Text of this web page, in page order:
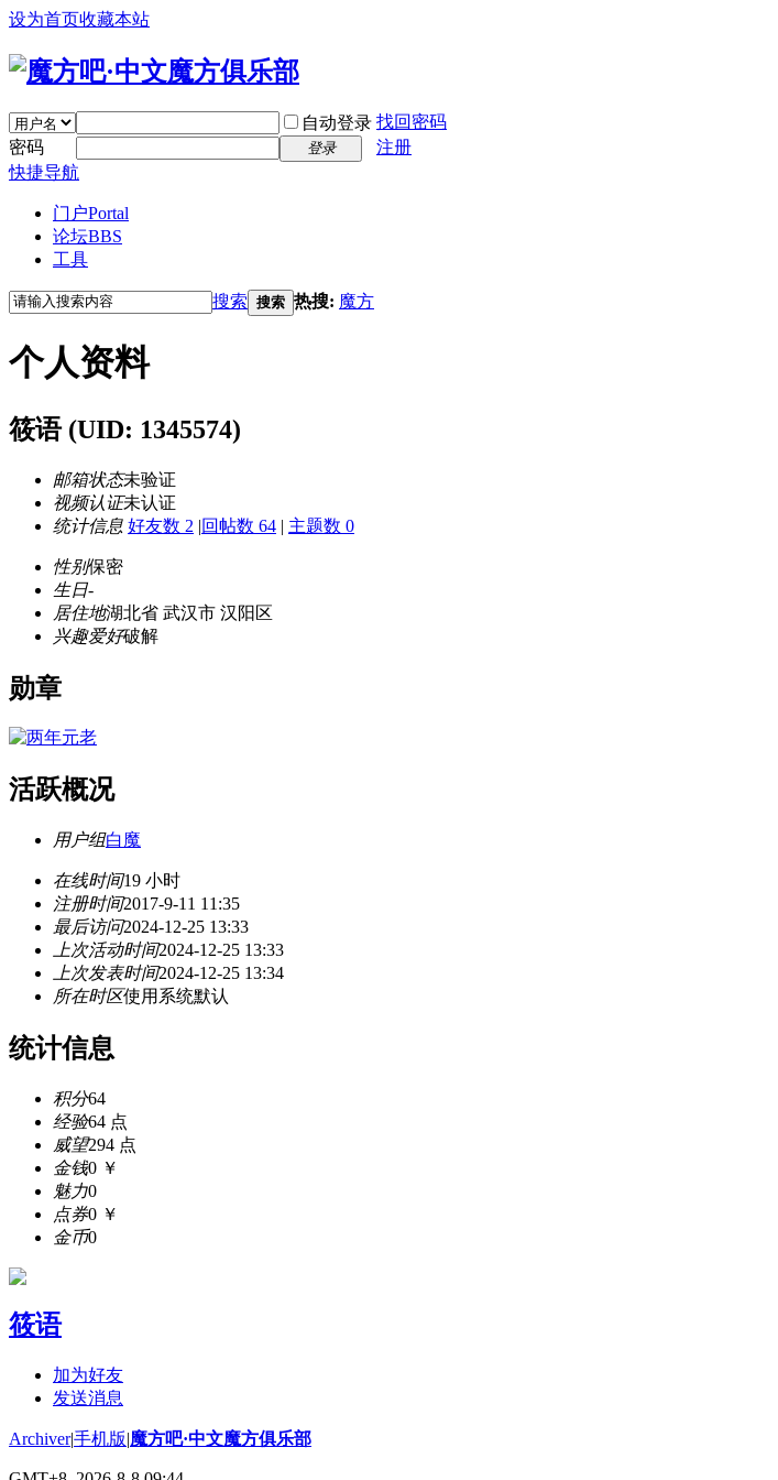
设为首页收藏本站
自动登录 找回密码
密码
登录
注册
快捷导航
门户Portal
论坛BBS
工具
搜索 搜索 热搜: 魔方
个人资料
筱语 (UID: 1345574)
邮箱状态未验证
视频认证未认证
统计信息 好友数 2 |回帖数 64 | 主题数 0
性别保密
生日-
居住地湖北省 武汉市 汉阳区
兴趣爱好破解
勋章
活跃概况
用户组白魔
在线时间19 小时
注册时间2017-9-11 11:35
最后访问2024-12-25 13:33
上次活动时间2024-12-25 13:33
上次发表时间2024-12-25 13:34
所在时区使用系统默认
统计信息
积分64
经验64 点
威望294 点
金钱0 ￥
魅力0
点券0 ￥
金币0
筱语
加为好友
发送消息
Archiver|手机版|魔方吧·中文魔方俱乐部